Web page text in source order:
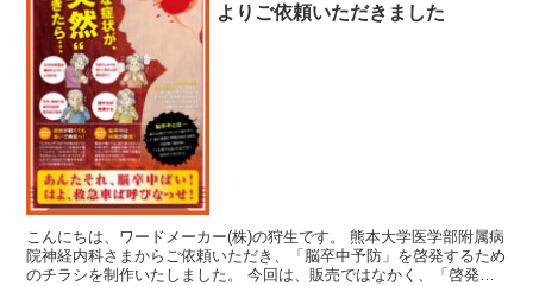
よりご依頼いただきました
こんにちは、ワードメーカー(株)の狩生です。 熊本大学医学部附属病
院神経内科さまからご依頼いただき、「脳卒中予防」を啓発するため
のチラシを制作いたしました。 今回は、販売ではなかく、「啓発」